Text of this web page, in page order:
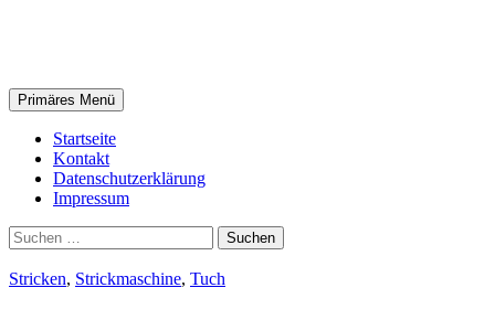
Suchen
Primäres Menü
Startseite
Kontakt
Datenschutzerklärung
Impressum
Suchen
nach:
Stricken, Strickmaschine, Tuch